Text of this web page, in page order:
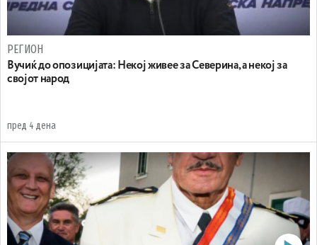
РЕГИОН
Вучиќ до опозицијата: Некој живее за Северина, а некој за
својот народ
пред 4 дена